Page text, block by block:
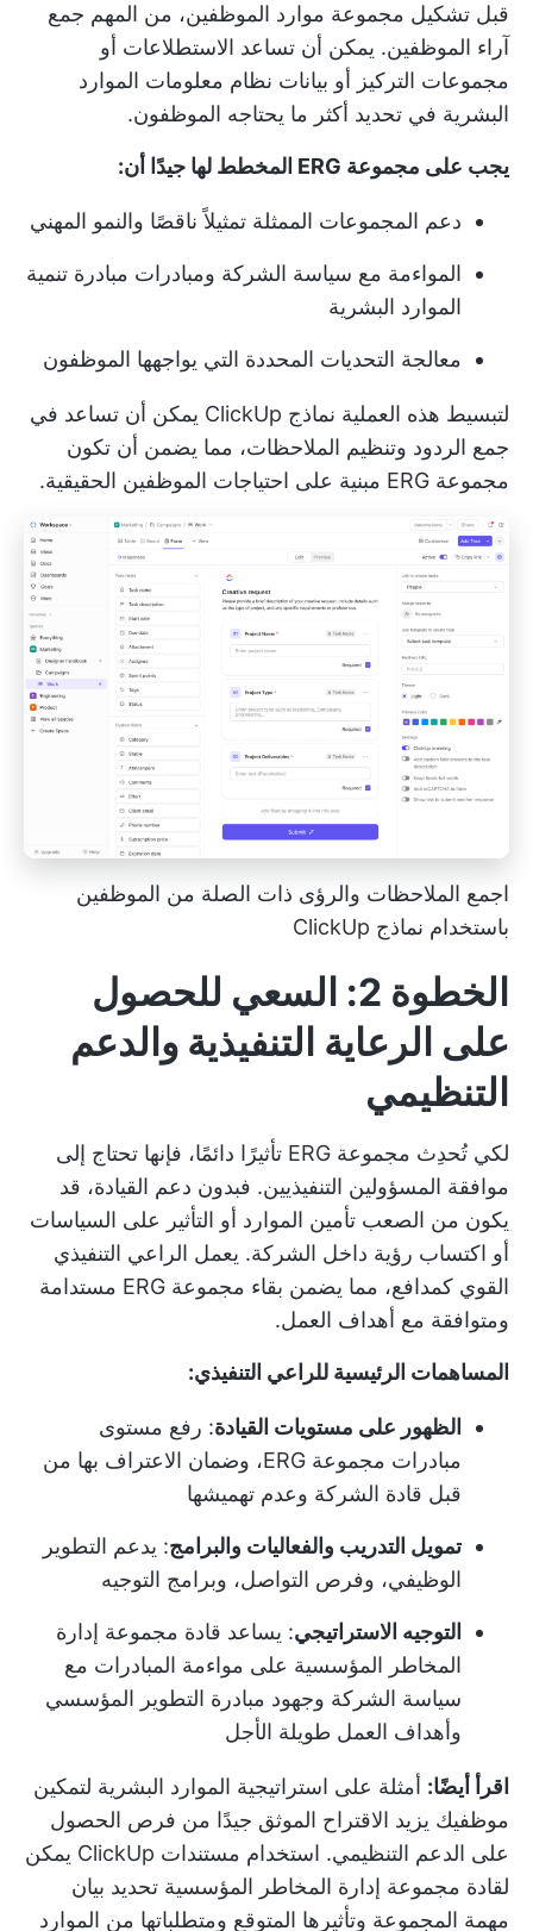
قبل تشكيل مجموعة موارد الموظفين، من المهم جمع
آراء الموظفين. يمكن أن تساعد الاستطلاعات أو
مجموعات التركيز أو بيانات نظام معلومات الموارد
البشرية في تحديد أكثر ما يحتاجه الموظفون.
يجب على مجموعة ERG المخطط لها جيدًا أن:
دعم المجموعات الممثلة تمثيلاً ناقصًا والنمو المهني
المواءمة مع سياسة الشركة ومبادرات مبادرة تنمية
الموارد البشرية
معالجة التحديات المحددة التي يواجهها الموظفون
لتبسيط هذه العملية نماذج ClickUp
يمكن أن تساعد في
جمع الردود وتنظيم الملاحظات، مما يضمن أن تكون
مجموعة ERG مبنية على احتياجات الموظفين الحقيقية.
اجمع الملاحظات والرؤى ذات الصلة من الموظفين
باستخدام نماذج ClickUp
الخطوة 2: السعي للحصول
على الرعاية التنفيذية والدعم
التنظيمي
لكي تُحدِث مجموعة ERG تأثيرًا دائمًا، فإنها تحتاج إلى
موافقة المسؤولين التنفيذيين. فبدون دعم القيادة، قد
يكون من الصعب تأمين الموارد أو التأثير على السياسات
أو اكتساب رؤية داخل الشركة. يعمل الراعي التنفيذي
القوي كمدافع، مما يضمن بقاء مجموعة ERG مستدامة
ومتوافقة مع أهداف العمل.
المساهمات الرئيسية للراعي التنفيذي:
الظهور على مستويات القيادة: رفع مستوى
مبادرات مجموعة ERG، وضمان الاعتراف بها من
قبل قادة الشركة وعدم تهميشها
تمويل التدريب والفعاليات والبرامج: يدعم التطوير
الوظيفي، وفرص التواصل، وبرامج التوجيه
التوجيه الاستراتيجي: يساعد قادة مجموعة إدارة
المخاطر المؤسسية على مواءمة المبادرات مع
سياسة الشركة وجهود مبادرة التطوير المؤسسي
وأهداف العمل طويلة الأجل
اقرأ أيضًا: أمثلة على استراتيجية الموارد البشرية لتمكين
موظفيك يزيد الاقتراح الموثق جيدًا من فرص الحصول
على الدعم التنظيمي. استخدام مستندات ClickUp
يمكن
لقادة مجموعة إدارة المخاطر المؤسسية تحديد بيان
مهمة المجموعة وتأثيرها المتوقع ومتطلباتها من الموارد